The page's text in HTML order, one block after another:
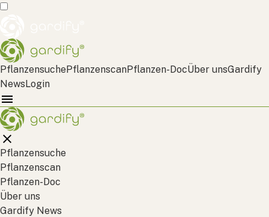
PflanzensuchePflanzenscanPflanzen-DocÜber unsGardify
NewsLogin
Pflanzensuche
Pflanzenscan
Pflanzen-Doc
Über uns
Gardify News